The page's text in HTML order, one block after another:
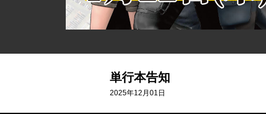
単行本告知
2025年12月01日